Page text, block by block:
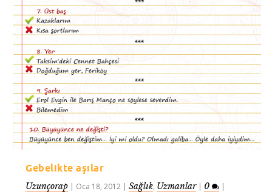
Gebelikte aşılar
Uzunçorap | Oca 18, 2012 |Sağlık, Uzmanlar| 0 |